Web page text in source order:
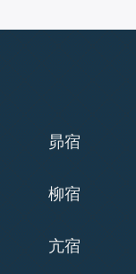
昴宿
柳宿
亢宿